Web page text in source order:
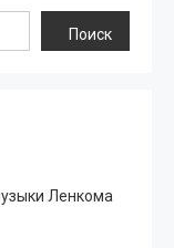
Поиск
Ленкома